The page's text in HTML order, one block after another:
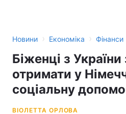
Новини › Економіка › Фінанси
Біженці з
отримати у
соціальну
ВІОЛЕТТА ОРЛОВА